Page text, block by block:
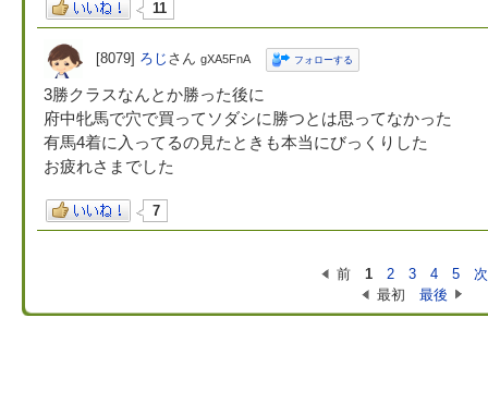
11
[8079] ろじ さん gXA5FnA フォローする
3勝クラスなんとか勝った後に
府中牝馬で穴で買ってソダシに勝つとは思ってなかった
有馬4着に入ってるの見たときも本当にびっくりした
お疲れさまでした
7
前 1 2 3 4 5
次
最初
最後